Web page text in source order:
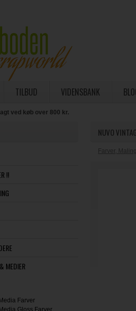
TILBUD VIDENSBANK
ved køb over 800 kr.
!!
MEDIER
Farver
Gloss Farver
NUVO
Farver,